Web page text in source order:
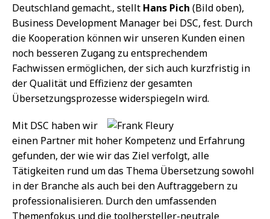
Deutschland gemacht., stellt Hans Pich (Bild oben),
Business Development Manager bei DSC, fest. Durch
die Kooperation können wir unseren Kunden einen
noch besseren Zugang zu entsprechendem
Fachwissen ermöglichen, der sich auch kurzfristig in
der Qualität und Effizienz der gesamten
Übersetzungsprozesse widerspiegeln wird.
Mit DSC haben wir
einen Partner mit hoher Kompetenz und Erfahrung
gefunden, der wie wir das Ziel verfolgt, alle
Tätigkeiten rund um das Thema Übersetzung sowohl
in der Branche als auch bei den Auftraggebern zu
professionalisieren. Durch den umfassenden
Themenfokus und die toolhersteller-neutrale